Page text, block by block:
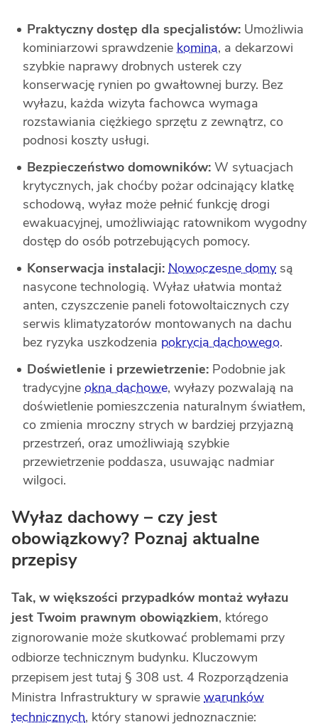
Praktyczny dostęp dla specjalistów: Umożliwia
kominiarzowi sprawdzenie komina, a dekarzowi
szybkie naprawy drobnych usterek czy
konserwację rynien po gwałtownej burzy. Bez
wyłazu, każda wizyta fachowca wymaga
rozstawiania ciężkiego sprzętu z zewnątrz, co
podnosi koszty usługi.
Bezpieczeństwo domowników: W sytuacjach
krytycznych, jak choćby pożar odcinający klatkę
schodową, wyłaz może pełnić funkcję drogi
ewakuacyjnej, umożliwiając ratownikom wygodny
dostęp do osób potrzebujących pomocy.
Konserwacja instalacji: Nowoczesne domy są
nasycone technologią. Wyłaz ułatwia montaż
anten, czyszczenie paneli fotowoltaicznych czy
serwis klimatyzatorów montowanych na dachu
bez ryzyka uszkodzenia pokrycia dachowego.
Doświetlenie i przewietrzenie: Podobnie jak
tradycyjne okna dachowe, wyłazy pozwalają na
doświetlenie pomieszczenia naturalnym światłem,
co zmienia mroczny strych w bardziej przyjazną
przestrzeń, oraz umożliwiają szybkie
przewietrzenie poddasza, usuwając nadmiar
wilgoci.
Wyłaz dachowy – czy jest
obowiązkowy? Poznaj aktualne
przepisy
Tak, w większości przypadków montaż wyłazu
jest Twoim prawnym obowiązkiem, którego
zignorowanie może skutkować problemami przy
odbiorze technicznym budynku. Kluczowym
przepisem jest tutaj § 308 ust. 4 Rozporządzenia
Ministra Infrastruktury w sprawie warunków
technicznych, który stanowi jednoznacznie: